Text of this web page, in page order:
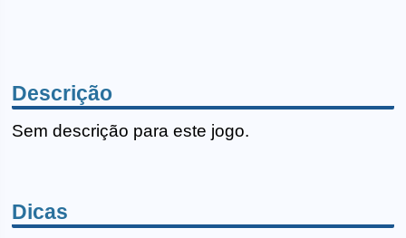
Descrição
Sem descrição para este jogo.
Dicas